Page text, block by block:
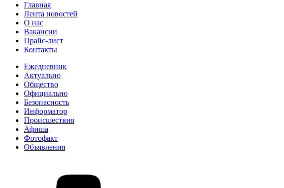
Главная
Лента новостей
О нас
Вакансии
Прайс-лист
Контакты
Ежедневник
Актуально
Общество
Официально
Безопасность
Информатор
Происшествия
Афиша
Фотофакт
Объявления